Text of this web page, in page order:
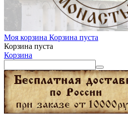
Моя корзина Корзина пуста
Корзина пуста
Корзина